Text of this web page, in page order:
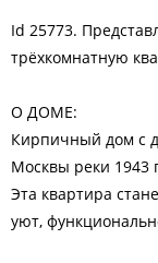
Id 25773.
трёхкомнатную
О ДОМЕ:
Кирпичный дом с
Москвы реки 1943
Эта квартира
уют,